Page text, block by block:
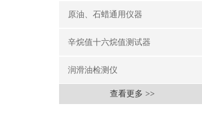
原油、石蜡通用仪器
辛烷值十六烷值测试器
润滑油检测仪
查看更多 >>